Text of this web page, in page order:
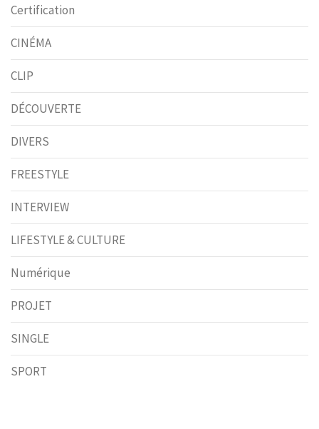
Certification
CINÉMA
CLIP
DÉCOUVERTE
DIVERS
FREESTYLE
INTERVIEW
LIFESTYLE & CULTURE
Numérique
PROJET
SINGLE
SPORT